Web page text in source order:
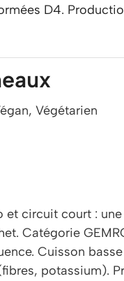
D4.
Végétarien
et circuit court :
Catégorie
Cuisson
potassium).